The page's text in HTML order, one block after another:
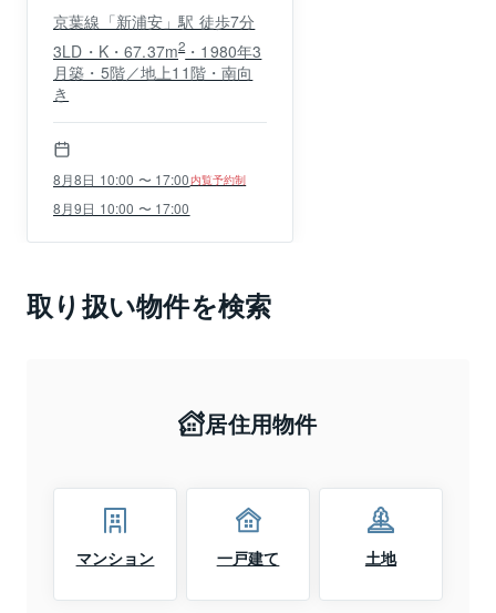
京葉線「新浦安」駅 徒歩7分
3LD・K・67.37m2・1980年3
月築・5階／地上11階・南向
き
8月8日 10:00 〜 17:00 内覧予約制
8月9日 10:00 〜 17:00
取り扱い物件を検索
居住用物件
マンション 一戸建て 土地